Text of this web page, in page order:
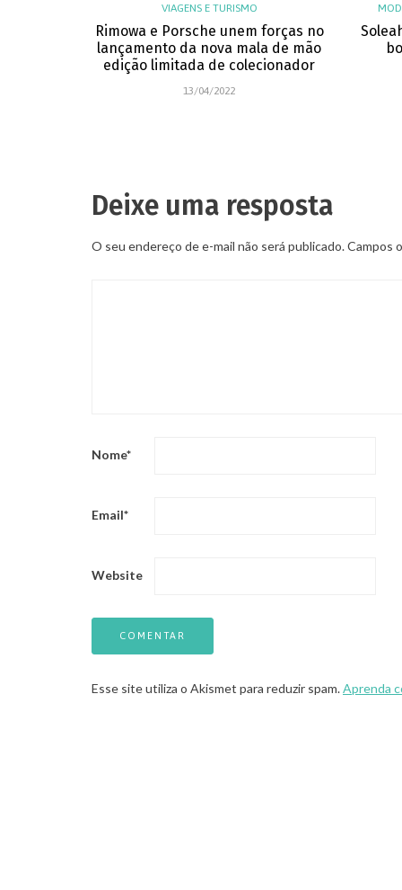
VIAGENS E TURISMO
Rimowa e Porsche unem forças no
lançamento da nova mala de mão
edição limitada de colecionador
13/04/2022
Deixe uma resposta
O seu endereço de e-mail não será publicado.Campos
Nome*
Email*
Website
Esse site utiliza o Akismet para reduzir spam.Aprenda